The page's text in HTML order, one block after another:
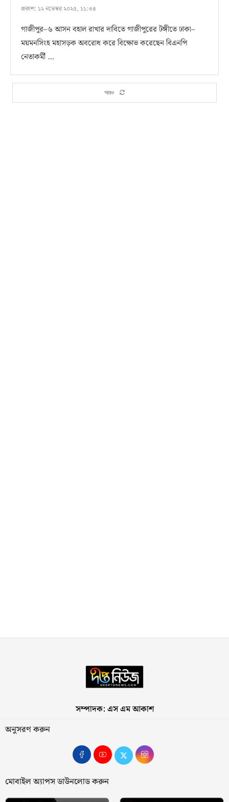
প্রকাশ: ১২ নভেম্বর ২০২৫, ১১:৩৪
গাজীপুর–৬ আসন বহাল রাখার দাবিতে গাজীপুরের টঙ্গীতে ঢাকা–
ময়মনসিংহ মহাসড়ক অবরোধ করে বিক্ষোভ করেছেন বিএনপি
নেতাকর্মী …
আরও
সম্পাদক: এস এম আকাশ
অনুসরণ করুন
মোবাইল অ্যাপস ডাউনলোড করুন